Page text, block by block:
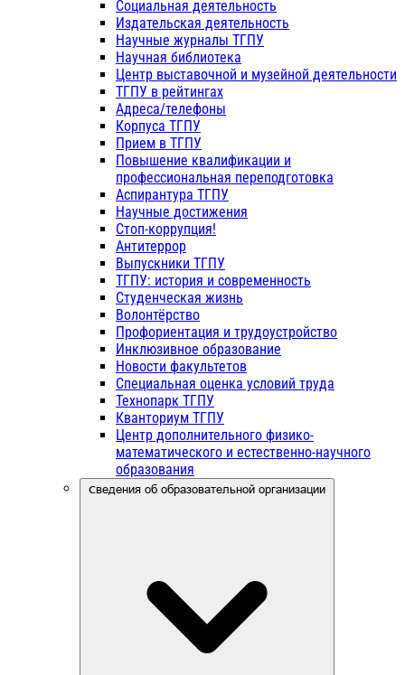
Социальная деятельность
Издательская деятельность
Научные журналы ТГПУ
Научная библиотека
Центр выставочной и музейной деятельности
ТГПУ в рейтингах
Адреса/телефоны
Корпуса ТГПУ
Прием в ТГПУ
Повышение квалификации и
профессиональная переподготовка
Аспирантура ТГПУ
Научные достижения
Стоп-коррупция!
Антитеррор
Выпускники ТГПУ
ТГПУ: история и современность
Студенческая жизнь
Волонтёрство
Профориентация и трудоустройство
Инклюзивное образование
Новости факультетов
Специальная оценка условий труда
Технопарк ТГПУ
Кванториум ТГПУ
Центр дополнительного физико-
математического и естественно-научного
образования
Сведения об образовательной организации